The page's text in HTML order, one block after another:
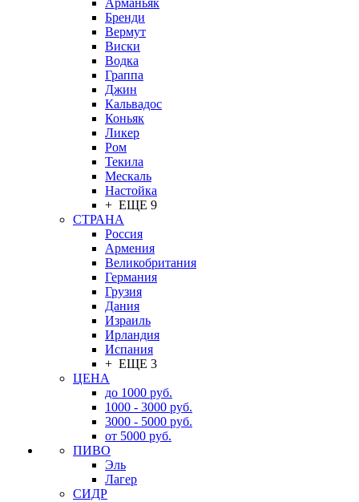
Арманьяк
Бренди
Вермут
Виски
Водка
Граппа
Джин
Кальвадос
Коньяк
Ликер
Ром
Текила
Мескаль
Настойка
+ ЕЩЕ 9
СТРАНА
Россия
Армения
Великобритания
Германия
Грузия
Дания
Израиль
Ирландия
Испания
+ ЕЩЕ 3
ЦЕНА
до 1000 руб.
1000 - 3000 руб.
3000 - 5000 руб.
от 5000 руб.
ПИВО
Эль
Лагер
СИДР